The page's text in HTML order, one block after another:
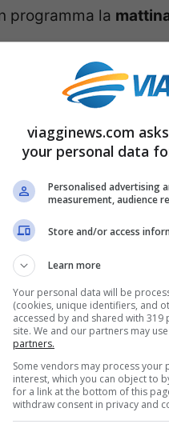
programma la
sono le imbarcazioni
il tratto di
I cinque canottieri
scialle in lana, cuffie
“. La gara dura circa
con i sostenitori
e un folto pubblico
lungo il celebre
dove è appesa una
del Veneto e dal
edizioni è stato
partenza all’altezza
viagginews.com
your personal data
Personalised advertising
measurement, audience
Store and/or access
Learn more
Your personal data will be
(cookies, unique identifiers, and
accessed by and shared with
site. We and our partners may
partners.
Some vendors may process
interest, which you can object to
for a link at the bottom of this
withdraw consent in privacy and